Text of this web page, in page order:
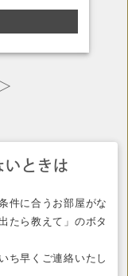
＞
いときは
件に合うお部屋がな
たら教えて」のボタ
ち早くご連絡いたし